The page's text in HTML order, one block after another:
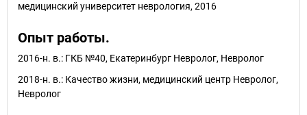
медицинский университет неврология, 2016
Опыт работы.
2016-н. в.: ГКБ №40, Екатеринбург Невролог, Невролог
2018-н. в.: Качество жизни, медицинский центр Невролог,
Невролог